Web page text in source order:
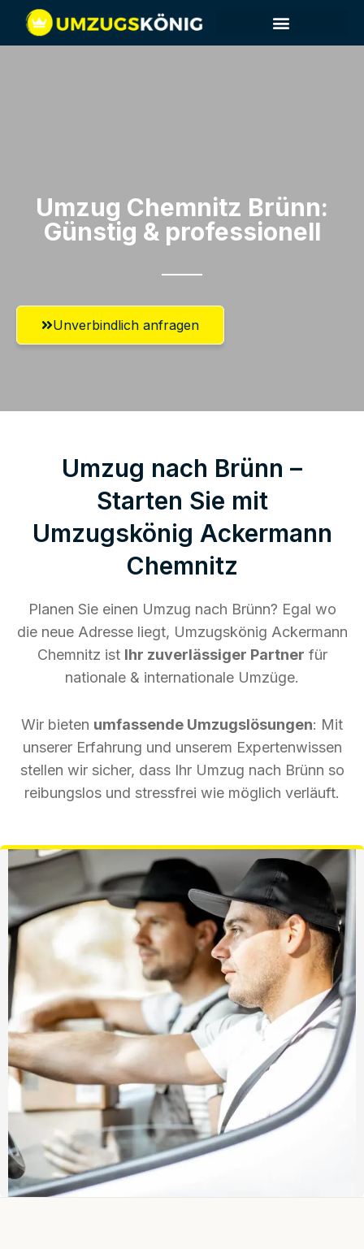
Umzug Chemnitz​ Brünn:
Günstig & professionell​
Unverbindlich anfragen
Umzug nach Brünn –
Starten Sie mit
Umzugskönig Ackermann
Chemnitz
Planen Sie einen Umzug nach Brünn? Egal wo
die neue Adresse liegt, Umzugskönig Ackermann
Chemnitz ist Ihr zuverlässiger Partner für
nationale & internationale Umzüge.
Wir bieten umfassende Umzugslösungen: Mit
unserer Erfahrung und unserem Expertenwissen
stellen wir sicher, dass Ihr Umzug nach Brünn so
reibungslos und stressfrei wie möglich verläuft.